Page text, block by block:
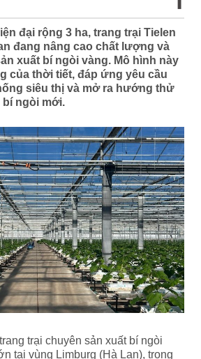
đại rộng 3 ha, trang trại Tielen
đang nâng cao chất lượng và
xuất bí ngòi vàng. Mô hình này
của thời tiết, đáp ứng yêu cầu
siêu thị và mở ra hướng thử
bí ngòi mới.
trại chuyên sản xuất bí ngòi
tại vùng Limburg (Hà Lan), trong